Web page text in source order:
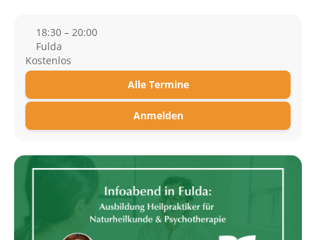
18:30 – 20:00
Fulda
Kostenlos
Alle Termine
Anmelden